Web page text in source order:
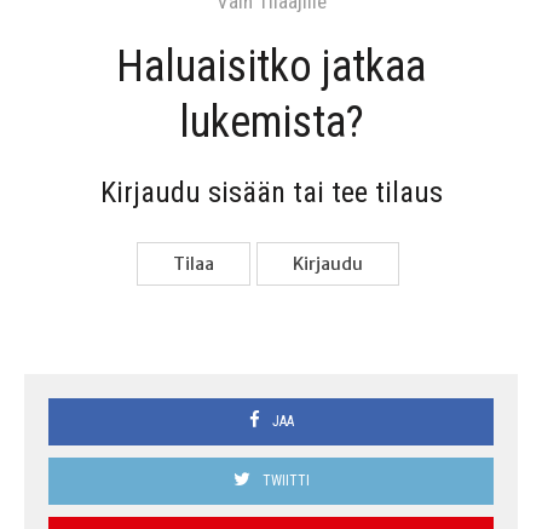
Haluai­sit­ko jat­kaa
lukemista?
Kir­jau­du sisään tai tee tilaus
Tilaa Kir­jau­du
JAA
TWIITTI